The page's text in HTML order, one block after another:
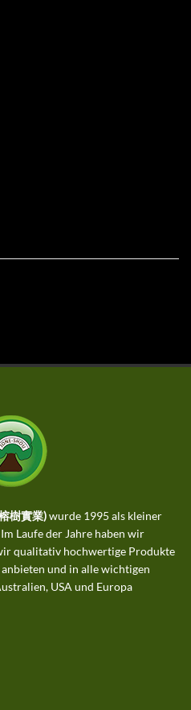
樹實業)wurde 1995 als kleiner
Laufe der Jahre haben wir
qualitativ hochwertige Produkte
und in alle wichtigen
USA und Europa